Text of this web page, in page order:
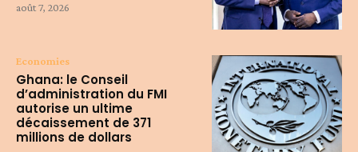
août 7, 2026
Economies
Ghana: le Conseil
d’administration du FMI
autorise un ultime
décaissement de 371
millions de dollars